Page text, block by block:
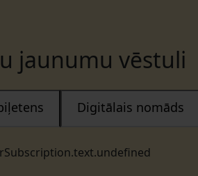
jaunumu vēstuli
Digitālais nomāds